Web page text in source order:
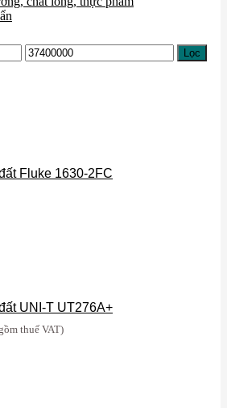
Giá
cao
Lọc
Fluke 1630-2FC
UNI-T UT276A+
thuế VAT)